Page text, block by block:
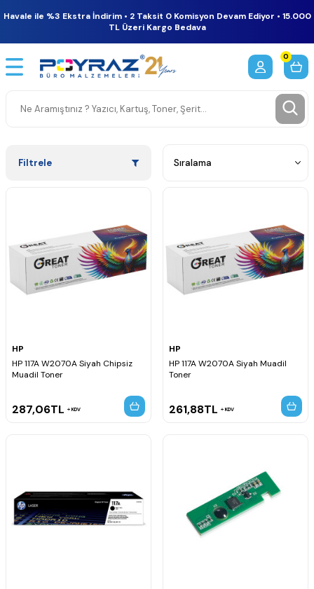
Havale ile %3 Ekstra İndirim • 2 Taksit 0 Komisyon Devam Ediyor • 15.000
TL Üzeri Kargo Bedava
0
Filtrele
HP
HP 117A W2070A Siyah Chipsiz
Muadil Toner
287,06TL KDV
HP
HP 117A W2070A Siyah Muadil
Toner
261,88TL KDV